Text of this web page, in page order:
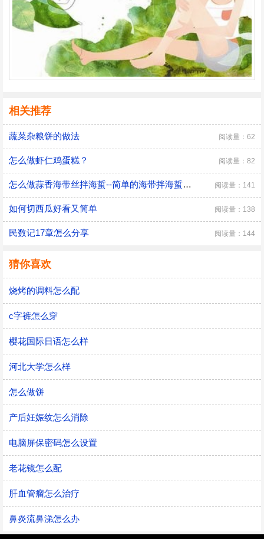
相关推荐
蔬菜杂粮饼的做法 阅读量：62
怎么做虾仁鸡蛋糕？ 阅读量：82
怎么做蒜香海带丝拌海蜇--简单的海带拌海蜇做法 阅读量：141
如何切西瓜好看又简单 阅读量：138
民数记17章怎么分享 阅读量：144
猜你喜欢
烧烤的调料怎么配
c字裤怎么穿
樱花国际日语怎么样
河北大学怎么样
怎么做饼
产后妊娠纹怎么消除
电脑屏保密码怎么设置
老花镜怎么配
肝血管瘤怎么治疗
鼻炎流鼻涕怎么办